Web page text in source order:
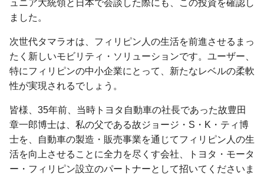
ュニア大統領と日本で会談した際にも、この投資を確認し
ました。
次世代タマラオは、フィリピン人の生活を前進させるまっ
たく新しいモビリティ・ソリューションです。ユーザー、
特にフィリピンの中小企業にとって、新たなレベルの柔軟
性が実現されるでしょう。
皆様、35年前、当時トヨタ自動車の社長であった故豊田
章一郎博士は、私の父である故ジョージ・S・K・ティ博
士を、自動車の製造・販売事業を通じてフィリピン人の生
活を向上させることに全力を尽くす会社、トヨタ・モータ
ー・フィリピン設立のパートナーとして招いてくださいま